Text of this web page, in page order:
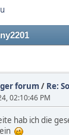
forum / Re:
02:10:46 PM
hab ich die